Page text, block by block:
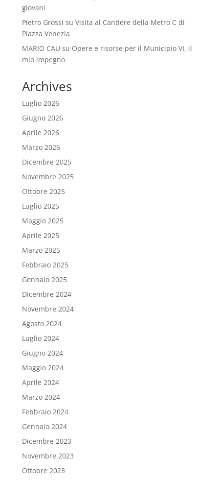
giovani
Pietro Grossi su Visita al Cantiere della Metro C di
Piazza Venezia
MARIO CAU su Opere e risorse per il Municipio VI, il
mio impegno
Archives
Luglio 2026
Giugno 2026
Aprile 2026
Marzo 2026
Dicembre 2025
Novembre 2025
Ottobre 2025
Luglio 2025
Maggio 2025
Aprile 2025
Marzo 2025
Febbraio 2025
Gennaio 2025
Dicembre 2024
Novembre 2024
Agosto 2024
Luglio 2024
Giugno 2024
Maggio 2024
Aprile 2024
Marzo 2024
Febbraio 2024
Gennaio 2024
Dicembre 2023
Novembre 2023
Ottobre 2023